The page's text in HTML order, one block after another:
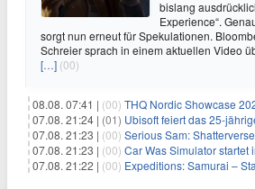
bislang
Experience“.
sorgt nun erneut für Spekulationen.
Schreier sprach in einem aktuellen Video
[…] (00)
08.08. 07:41 | (00) THQ Nordic Showcase 2026 –
07.08. 21:24 | (01) Ubisoft feiert das 25-jährige Jubiläum
07.08. 21:23 | (00) Serious Sam: Shatterverse lädt zum
07.08. 21:23 | (00) Car Was Simulator startet in den
07.08. 21:22 | (00) Expeditions: Samurai – Start in den